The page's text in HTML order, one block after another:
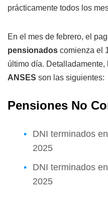
prácticamente todos los
En el mes de febrero, el
pensionados comienza el
último día.
ANSES son las siguientes:
Pensiones No
DNI terminados
2025
DNI terminados
2025